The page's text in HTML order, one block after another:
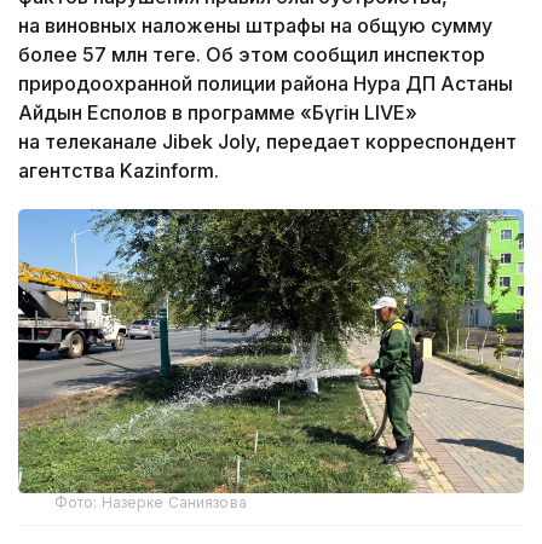
на виновных наложены штрафы на общую сумму
более 57 млн теңге. Об этом сообщил инспектор
природоохранной полиции района Нура ДП Астаны
Айдын Есполов в программе «Бүгін LIVE»
на телеканале Jibek Joly, передает корреспондент
агентства Kazinform.
Фото: Назерке Саниязова